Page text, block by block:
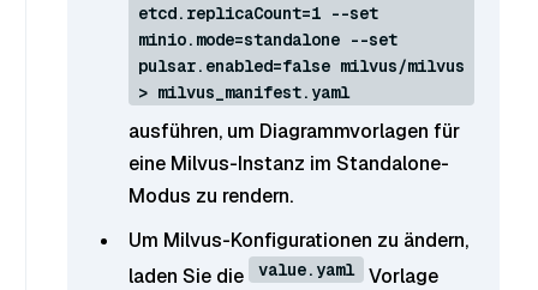
etcd.replicaCount=1 --set
minio.mode=standalone --set
pulsar.enabled=false milvus/milvus
> milvus_manifest.yaml
ausführen, um Diagrammvorlagen für
eine Milvus-Instanz im Standalone-
Modus zu rendern.
Um Milvus-Konfigurationen zu ändern,
laden Sie die
value.yaml
Vorlage